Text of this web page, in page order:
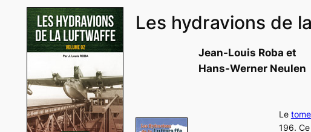
Les hydravions de
Jean-Louis Roba et
Hans-Werner Neulen
Le
196.